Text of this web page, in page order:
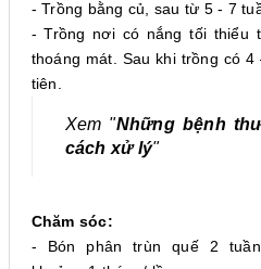
- Trồng bằng củ, sau từ 5 - 7
- Trồng nơi có nắng tối thiểu
thoáng mát. Sau khi trồng có
tiên.
Xem "Những bệnh
cách xử lý"
Chăm sóc:
- Bón phân trùn quế 2